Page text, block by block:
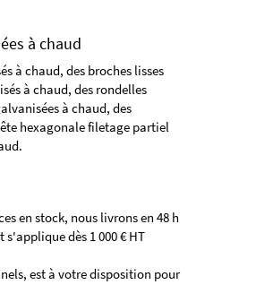
à chaud
à chaud, des broches lisses
à chaud, des rondelles
à chaud, des
hexagonale filetage partiel
en stock, nous livrons en 48 h
dès 1 000 € HT
est à votre disposition pour